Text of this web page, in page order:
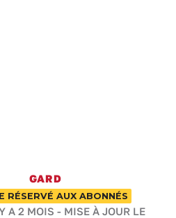
GARD
RÉSERVÉ AUX ABONNÉS
A 2 MOIS - MISE À JOUR LE